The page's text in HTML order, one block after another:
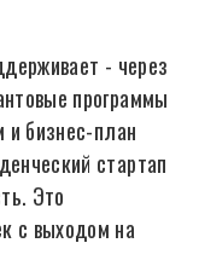
- через
программы
и бизнес-план
стартап
Это
с выходом на